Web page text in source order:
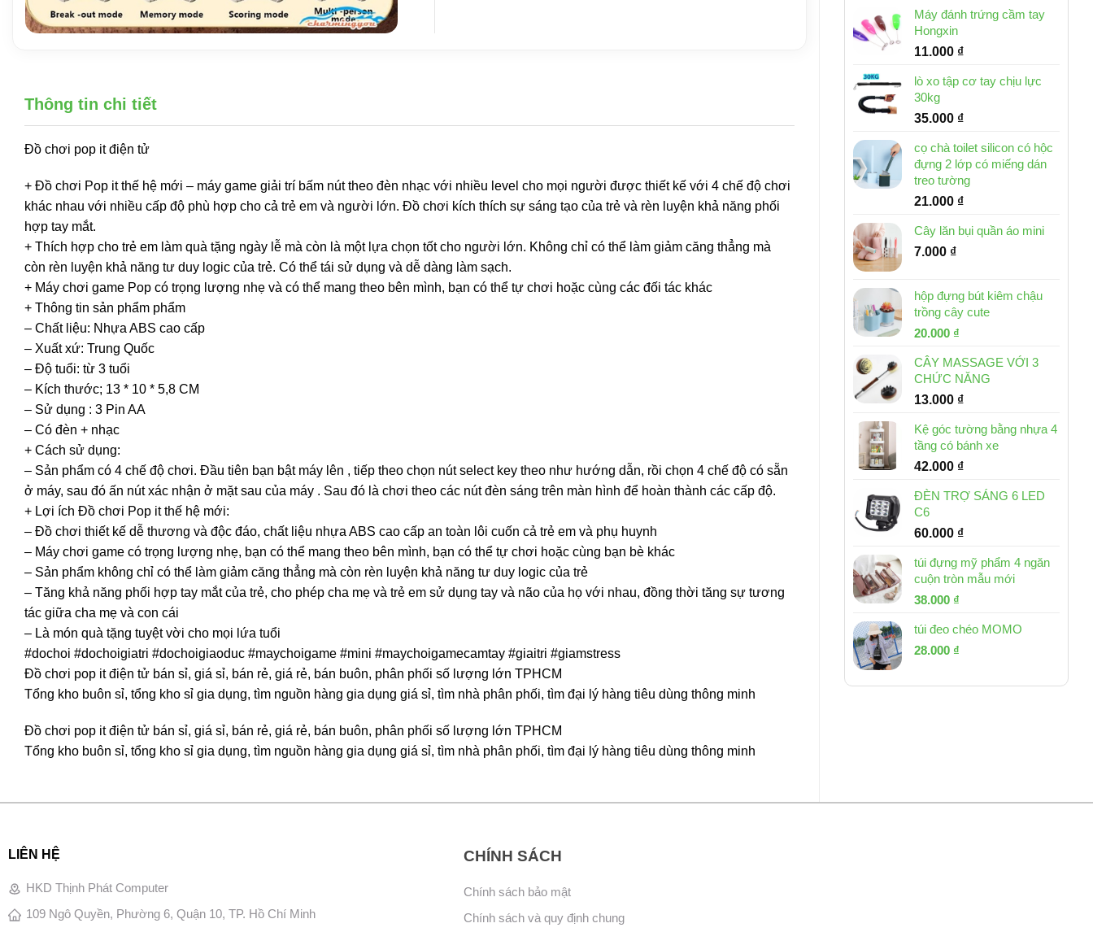
Máy đánh trứng cầm tay
Hongxin
11.000 ₫
lò xo tập cơ tay chịu lực
30kg
35.000 ₫
cọ chà toilet silicon có hộc
đựng 2 lớp có miếng dán
treo tường
21.000 ₫
Cây lăn bụi quần áo mini
7.000 ₫
hộp đựng bút kiêm chậu
trồng cây cute
Giá
là:
30.000 ₫.
20.000 ₫
tại
là:
20.000 ₫.
CÂY MASSAGE VỚI 3
CHỨC NĂNG
13.000 ₫
Kệ góc tường bằng nhựa 4
tầng có bánh xe
42.000 ₫
ĐÈN TRỢ SÁNG 6 LED
C6
60.000 ₫
túi đựng mỹ phẩm 4 ngăn
cuộn tròn mẫu mới
Giá
là:
53.000 ₫.
38.000 ₫
tại
túi đeo chéo MOMO
Giá
là:
28.000 ₫
tại
Thông tin chi tiết
Đồ chơi pop it điện tử
+ Đồ chơi Pop it thế hệ mới – máy game giải trí bấm nút theo đèn nhạc với nhiều level cho mọi người được thiết kế với 4 chế độ chơi
khác nhau với nhiều cấp độ phù hợp cho cả trẻ em và người lớn. Đồ chơi kích thích sự sáng tạo của trẻ và rèn luyện khả năng phối
hợp tay mắt.
+ Thích hợp cho trẻ em làm quà tặng ngày lễ mà còn là một lựa chọn tốt cho người lớn. Không chỉ có thể làm giảm căng thẳng mà
còn rèn luyện khả năng tư duy logic của trẻ. Có thể tái sử dụng và dễ dàng làm sạch.
+ Máy chơi game Pop có trọng lượng nhẹ và có thể mang theo bên mình, bạn có thể tự chơi hoặc cùng các đối tác khác
+ Thông tin sản phẩm phẩm
– Chất liệu: Nhựa ABS cao cấp
– Xuất xứ: Trung Quốc
– Độ tuổi: từ 3 tuổi
– Kích thước; 13 * 10 * 5,8 CM
– Sử dụng : 3 Pin AA
– Có đèn + nhạc
+ Cách sử dụng:
– Sản phẩm có 4 chế độ chơi. Đầu tiên bạn bật máy lên , tiếp theo chọn nút select key theo như hướng dẫn, rồi chọn 4 chế độ có sẵn
ở máy, sau đó ấn nút xác nhận ở mặt sau của máy . Sau đó là chơi theo các nút đèn sáng trên màn hình để hoàn thành các cấp độ.
+ Lợi ích Đồ chơi Pop it thế hệ mới:
– Đồ chơi thiết kế dễ thương và độc đáo, chất liệu nhựa ABS cao cấp an toàn lôi cuốn cả trẻ em và phụ huynh
– Máy chơi game có trọng lượng nhẹ, bạn có thể mang theo bên mình, bạn có thể tự chơi hoặc cùng bạn bè khác
– Sản phẩm không chỉ có thể làm giảm căng thẳng mà còn rèn luyện khả năng tư duy logic của trẻ
– Tăng khả năng phối hợp tay mắt của trẻ, cho phép cha mẹ và trẻ em sử dụng tay và não của họ với nhau, đồng thời tăng sự tương
tác giữa cha mẹ và con cái
– Là món quà tặng tuyệt vời cho mọi lứa tuổi
#dochoi #dochoigiatri #dochoigiaoduc #maychoigame #mini #maychoigamecamtay #giaitri #giamstress
Đồ chơi pop it điện tử bán sỉ, giá sỉ, bán rẻ, giá rẻ, bán buôn, phân phối số lượng lớn TPHCM
Tổng kho buôn sỉ, tổng kho sỉ gia dụng, tìm nguồn hàng gia dụng giá sỉ, tìm nhà phân phối, tìm đại lý hàng tiêu dùng thông minh
Đồ chơi pop it điện tử bán sỉ, giá sỉ, bán rẻ, giá rẻ, bán buôn, phân phối số lượng lớn TPHCM
Tổng kho buôn sỉ, tổng kho sỉ gia dụng, tìm nguồn hàng gia dụng giá sỉ, tìm nhà phân phối, tìm đại lý hàng tiêu dùng thông minh
LIÊN HỆ
HKD Thịnh Phát Computer
109 Ngô Quyền, Phường 6, Quận 10, TP. Hồ Chí Minh
CHÍNH SÁCH
Chính sách bảo mật
Chính sách và quy định chung